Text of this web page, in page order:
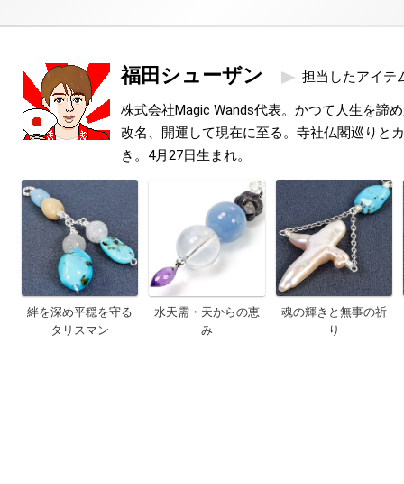
福田シューザン 担当したアイテ
株式会社Magic Wands代表。かつて人生を諦
改名、開運して現在に至る。寺社仏閣巡りと
き。4月27日生まれ。
絆を深め平穏を守る
タリスマン
水天需・天からの恵
み
魂の輝きと無事の祈
り